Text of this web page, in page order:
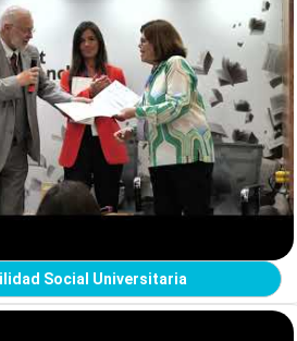
Social Universitaria